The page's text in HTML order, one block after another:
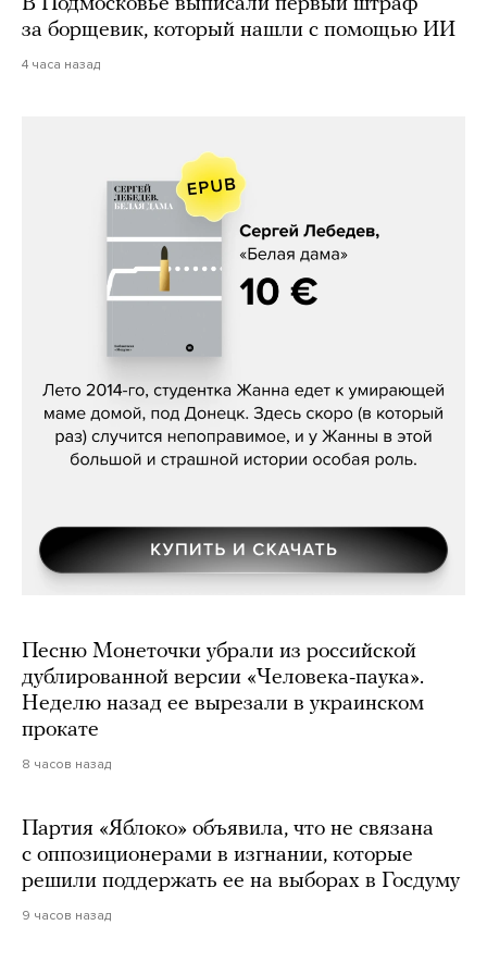
В Подмосковье выписали первый штраф
за борщевик, который нашли с помощью ИИ
4 часа назад
Сергей Лебедев, «Белая дама»
Песню Монеточки убрали из российской
дублированной версии «Человека-паука».
Неделю назад ее вырезали в украинском
прокате
8 часов назад
Партия «Яблоко» объявила, что не связана
с оппозиционерами в изгнании, которые
решили поддержать ее на выборах в Госдуму
9 часов назад